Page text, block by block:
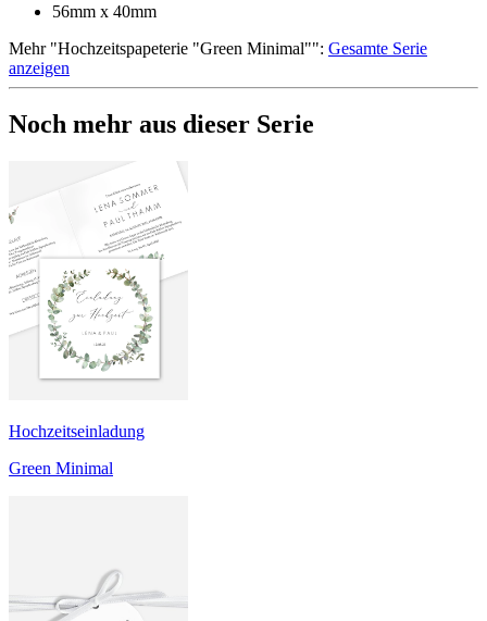
56mm x 40mm
Mehr"Hochzeitspapeterie "Green Minimal"": Gesamte Serie
anzeigen
Noch mehr aus dieser Serie
Hochzeitseinladung
Green Minimal